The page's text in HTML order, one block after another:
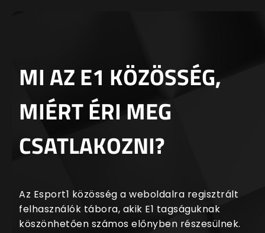
MI AZ E1 KÖZÖSSÉG,
MIÉRT ÉRI MEG
CSATLAKOZNI?
Az Esport1 közösség a weboldalra regisztrált
felhasználók tábora, akik E1 tagságuknak
köszönhetően számos előnyben részesülnek.